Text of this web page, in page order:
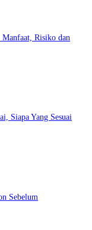
Manfaat, Risiko dan
Siapa Yang Sesuai
Sebelum